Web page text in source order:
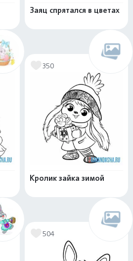
Заяц спрятался в цветах
350
Кролик зайка зимой
504